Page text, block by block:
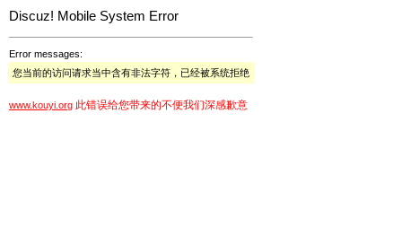
Discuz! Mobile System Error
Error messages:
您当前的访问请求当中含有非法字符，已经被系统拒绝
www.kouyi.org 此错误给您带来的不便我们深感歉意